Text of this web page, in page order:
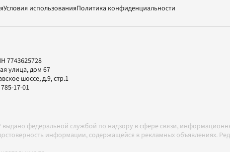
Условия использованияПолитика конфиденциальности
7743625728
улица, дом 67
шоссе, д.9, стр.1
17-01
федеральной службой по надзору в сфере связи,
достоверность информации, содержащейся в рекламных объявлениях.